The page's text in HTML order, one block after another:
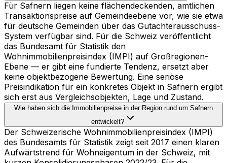
Für Safnern liegen keine flächendeckenden, amtlichen
Transaktionspreise auf Gemeindeebene vor, wie sie etwa
für deutsche Gemeinden über das Gutachterausschuss-
System verfügbar sind. Für die Schweiz veröffentlicht
das Bundesamt für Statistik den
Wohnimmobilienpreisindex (IMPI) auf Großregionen-
Ebene — er gibt eine fundierte Tendenz, ersetzt aber
keine objektbezogene Bewertung. Eine seriöse
Preisindikation für ein konkretes Objekt in Safnern ergibt
sich erst aus Vergleichsobjekten, Lage und Zustand.
Wie haben sich die Immobilienpreise in der Region rund um Safnern
entwickelt?
Der Schweizerische Wohnimmobilienpreisindex (IMPI)
des Bundesamts für Statistik zeigt seit 2017 einen klaren
Aufwärtstrend für Wohneigentum in der Schweiz, mit